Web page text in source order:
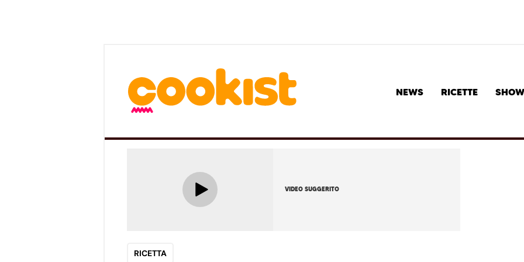
NEWS RICETTE SHOW
VIDEO SUGGERITO
RICETTA